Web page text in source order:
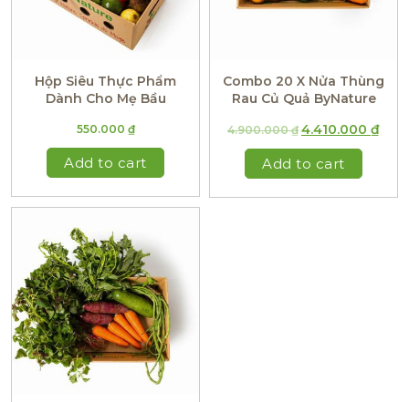
Hộp Siêu Thực Phẩm
Dành Cho Mẹ Bầu
550.000 ₫
Add to cart
Combo 20 X Nửa Thùng
Rau Củ Quả ByNature
4.900.000₫ 4.410.000 ₫
Add to cart